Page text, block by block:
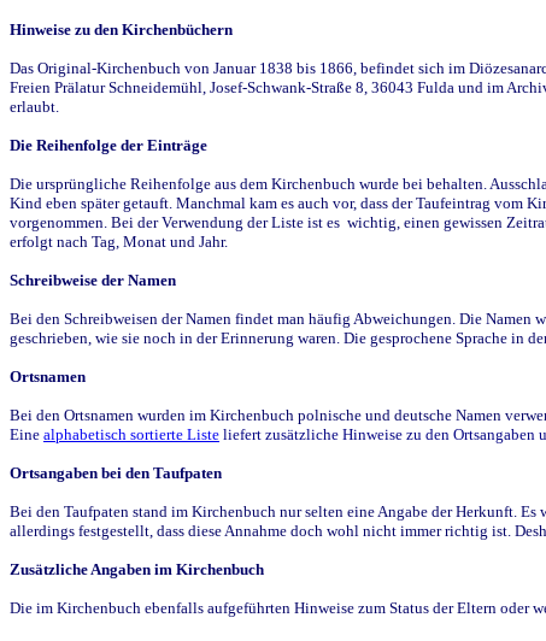
Hinweise zu den Kirchenbüchern
Das Original-Kirchenbuch von Januar 1838 bis 1866, befindet sich im
Freien Prälatur Schneidemühl, Josef-Schwank-Straße 8, 36043 Fulda und im
erlaubt.
Die Reihenfolge der Einträge
Die ursprüngliche Reihenfolge aus dem Kirchenbuch wurde bei behalten.
Kind eben später getauft. Manchmal kam es auch vor, dass der Taufeintrag vom
vorgenommen. Bei der Verwendung der Liste ist es wichtig, einen gewissen
erfolgt nach Tag, Monat und Jahr.
Schreibweise der Namen
Bei den Schreibweisen der Namen findet man häufig Abweichungen. Die Namen
geschrieben, wie sie noch in der Erinnerung waren. Die gesprochene Sprache in
Ortsnamen
Bei den Ortsnamen wurden im Kirchenbuch polnische und deutsche Namen
Eine alphabetisch sortierte Liste liefert zusätzliche Hinweise zu den Ortsangaben
Ortsangaben bei den Taufpaten
Bei den Taufpaten stand im Kirchenbuch nur selten eine Angabe der Herkunft.
allerdings festgestellt, dass diese Annahme doch wohl nicht immer richtig ist.
Zusätzliche Angaben im Kirchenbuch
Die im Kirchenbuch ebenfalls aufgeführten Hinweise zum Status der Eltern oder